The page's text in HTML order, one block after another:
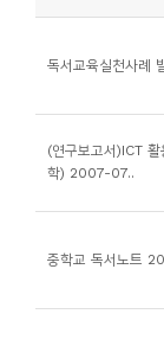
독서교육실천사례
(연구보고서)ICT
학) 2007-07..
중학교 독서노트